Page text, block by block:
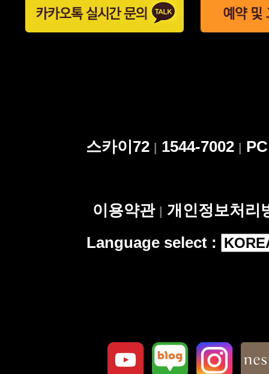
스카이72 1544-7002
이용약관
개인정보처리
Language select :